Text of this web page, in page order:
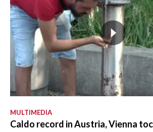
MULTIMEDIA
Caldo record in Austria, Vienna